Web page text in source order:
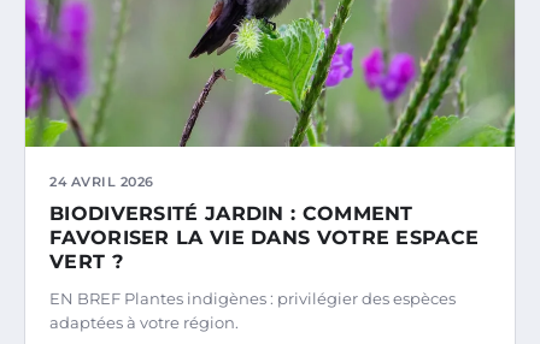
24 AVRIL 2026
BIODIVERSITÉ JARDIN : COMMENT
FAVORISER LA VIE DANS VOTRE ESPACE
VERT ?
EN BREF Plantes indigènes : privilégier des espèces
adaptées à votre région.